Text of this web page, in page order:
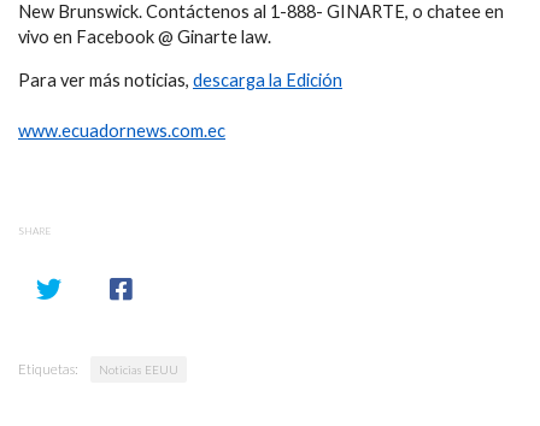
New Brunswick. Contáctenos al 1-888- GINARTE, o chatee en
vivo en Facebook @ Ginarte law.
Para ver más noticias, descarga la Edición
www.ecuadornews.com.ec
SHARE
Etiquetas: Noticias EEUU